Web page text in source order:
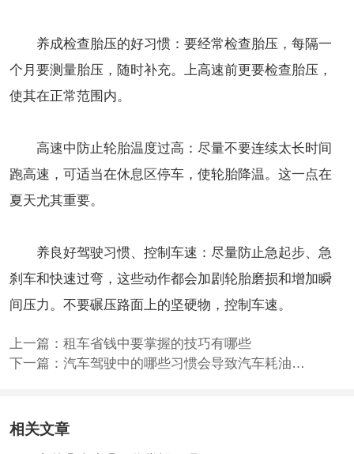
养成检查胎压的好习惯：要经常检查胎压，每隔一
个月要测量胎压，随时补充。上高速前更要检查胎压，
使其在正常范围内。
高速中防止轮胎温度过高：尽量不要连续太长时间
跑高速，可适当在休息区停车，使轮胎降温。这一点在
夏天尤其重要。
养良好驾驶习惯、控制车速：尽量防止急起步、急
刹车和快速过弯，这些动作都会加剧轮胎磨损和增加瞬
间压力。不要碾压路面上的坚硬物，控制车速。
上一篇： 租车省钱中要掌握的技巧有哪些
下一篇：
汽车驾驶中的哪些习惯会导致汽车耗油量升高
相关文章